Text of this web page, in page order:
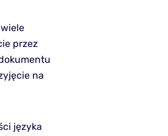
przez
na
języka